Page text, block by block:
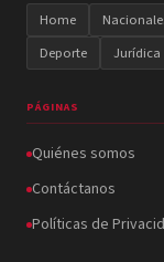
Home
Deporte
Jurídica
PÁGINAS
Quiénes somos
Contáctanos
Políticas de